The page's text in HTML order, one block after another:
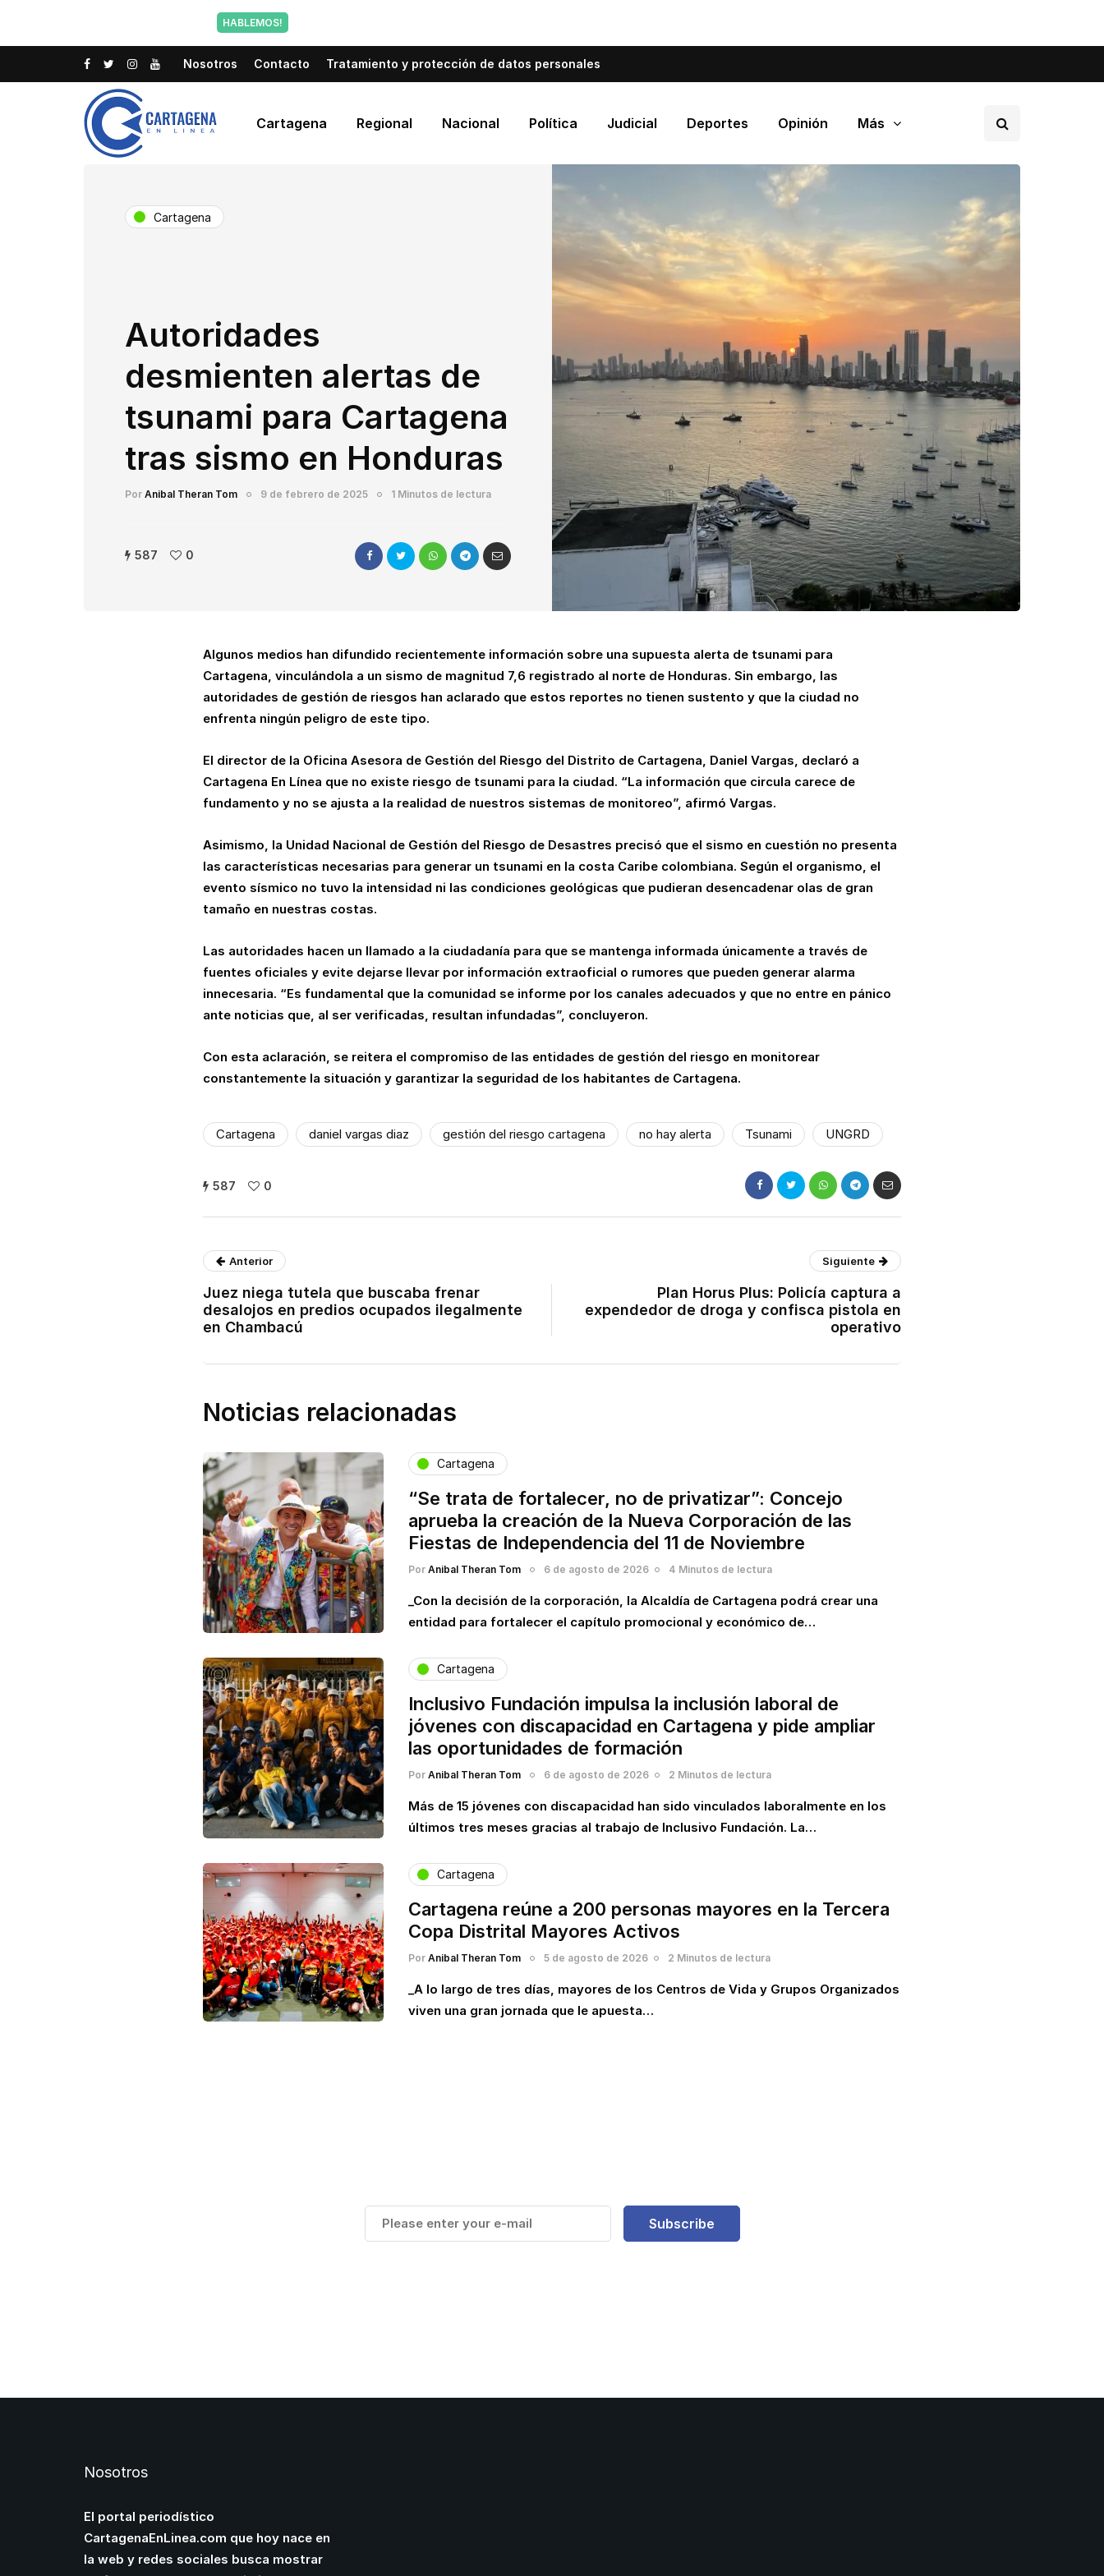
HABLEMOS!
Nosotros Contacto Tratamiento y protección de datos personales
Cartagena Regional Nacional Política Judicial Deportes Opinión Más
Cartagena
Autoridades
desmienten alertas de
tsunami para Cartagena
tras sismo en Honduras
Por Anibal Theran Tom 9 de febrero de 2025 1 Minutos de lectura
587 0
Algunos medios han difundido recientemente información sobre una supuesta alerta de tsunami para
Cartagena, vinculándola a un sismo de magnitud 7,6 registrado al norte de Honduras. Sin embargo, las
autoridades de gestión de riesgos han aclarado que estos reportes no tienen sustento y que la ciudad no
enfrenta ningún peligro de este tipo.
El director de la Oficina Asesora de Gestión del Riesgo del Distrito de Cartagena, Daniel Vargas, declaró a
Cartagena En Línea que no existe riesgo de tsunami para la ciudad. “La información que circula carece de
fundamento y no se ajusta a la realidad de nuestros sistemas de monitoreo”, afirmó Vargas.
Asimismo, la Unidad Nacional de Gestión del Riesgo de Desastres precisó que el sismo en cuestión no presenta
las características necesarias para generar un tsunami en la costa Caribe colombiana. Según el organismo, el
evento sísmico no tuvo la intensidad ni las condiciones geológicas que pudieran desencadenar olas de gran
tamaño en nuestras costas.
Las autoridades hacen un llamado a la ciudadanía para que se mantenga informada únicamente a través de
fuentes oficiales y evite dejarse llevar por información extraoficial o rumores que pueden generar alarma
innecesaria. “Es fundamental que la comunidad se informe por los canales adecuados y que no entre en pánico
ante noticias que, al ser verificadas, resultan infundadas”, concluyeron.
Con esta aclaración, se reitera el compromiso de las entidades de gestión del riesgo en monitorear
constantemente la situación y garantizar la seguridad de los habitantes de Cartagena.
Cartagena daniel vargas diaz gestión del riesgo cartagena no hay alerta Tsunami UNGRD
587 0
Anterior
Juez niega tutela que buscaba frenar
desalojos en predios ocupados ilegalmente
en Chambacú
Siguiente
Plan Horus Plus: Policía captura a
expendedor de droga y confisca pistola en
operativo
Noticias relacionadas
Cartagena
“Se trata de fortalecer, no de privatizar”: Concejo
aprueba la creación de la Nueva Corporación de las
Fiestas de Independencia del 11 de Noviembre
Por Anibal Theran Tom 6 de agosto de 2026 4 Minutos de lectura
_Con la decisión de la corporación, la Alcaldía de Cartagena podrá crear una
entidad para fortalecer el capítulo promocional y económico de…
Cartagena
Inclusivo Fundación impulsa la inclusión laboral de
jóvenes con discapacidad en Cartagena y pide ampliar
las oportunidades de formación
Por Anibal Theran Tom 6 de agosto de 2026 2 Minutos de lectura
Más de 15 jóvenes con discapacidad han sido vinculados laboralmente en los
últimos tres meses gracias al trabajo de Inclusivo Fundación. La…
Cartagena
Cartagena reúne a 200 personas mayores en la Tercera
Copa Distrital Mayores Activos
Por Anibal Theran Tom 5 de agosto de 2026 2 Minutos de lectura
_A lo largo de tres días, mayores de los Centros de Vida y Grupos Organizados
viven una gran jornada que le apuesta…
Subscribe
Nosotros
El portal periodístico
CartagenaEnLinea.com que hoy nace en
la web y redes sociales busca mostrar